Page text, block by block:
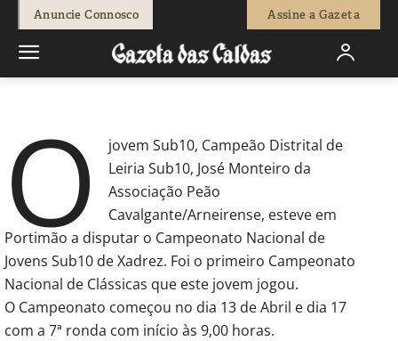
Anuncie Connosco Assine a Gazeta
Redação - 26 de Abril, 2019 0
O
jovem Sub10, Campeão Distrital de
Leiria Sub10, José Monteiro da
Associação Peão
Cavalgante/Arneirense, esteve em
Portimão a disputar o Campeonato Nacional de
Jovens Sub10 de Xadrez. Foi o primeiro Campeonato
Nacional de Clássicas que este jovem jogou.
O Campeonato começou no dia 13 de Abril e dia 17
com a 7ª ronda com início às 9,00 horas.